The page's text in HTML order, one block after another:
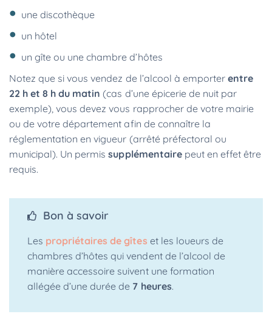
une discothèque
un hôtel
un gîte ou une chambre d’hôtes
Notez que si vous vendez de l’alcool à emporter entre
22 h et 8 h du matin (cas d’une épicerie de nuit par
exemple), vous devez vous rapprocher de votre mairie
ou de votre département afin de connaître la
réglementation en vigueur (arrêté préfectoral ou
municipal). Un permissupplémentaire peut en effet être
requis.
Bon à savoir
Les propriétaires de gîtes et les loueurs de
chambres d’hôtes qui vendent de l’alcool de
manière accessoire suivent une formation
allégée d’une durée de 7 heures.